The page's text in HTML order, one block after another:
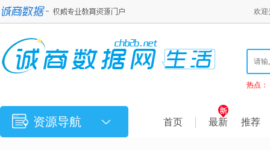
欢迎
热点：
资源导航 首页 最新 推荐